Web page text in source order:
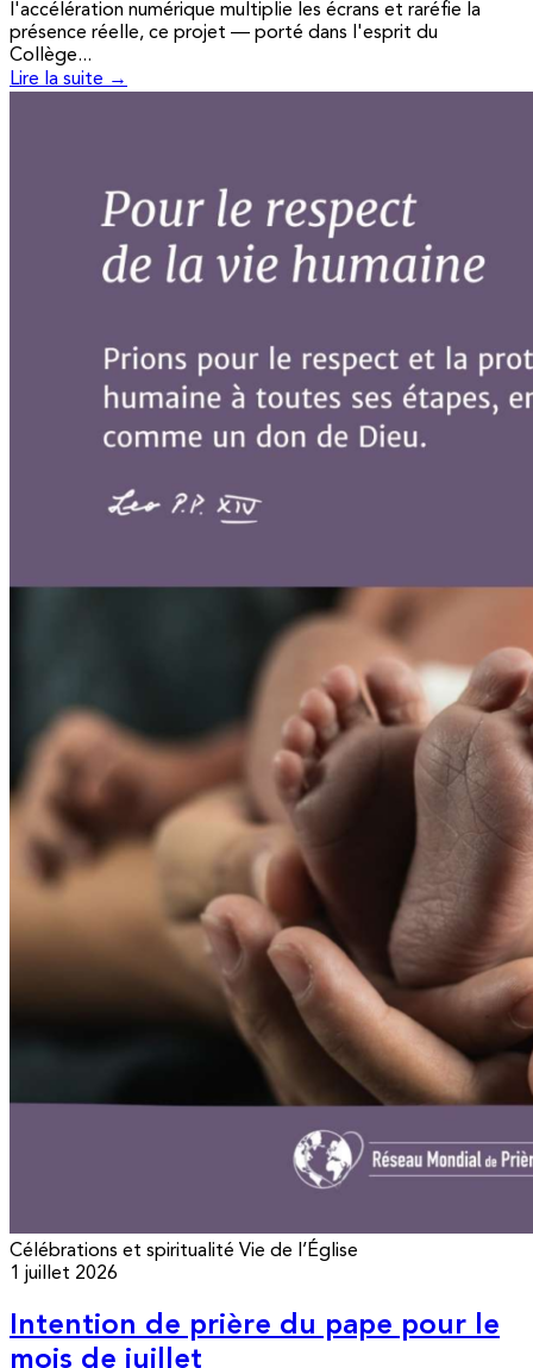
l'accélération numérique multiplie les écrans et raréfie la
présence réelle, ce projet — porté dans l'esprit du
Collège...
Lire la suite →
Célébrations et spiritualité Vie de l’Église
1 juillet 2026
Intention de prière du pape pour le
mois de juillet